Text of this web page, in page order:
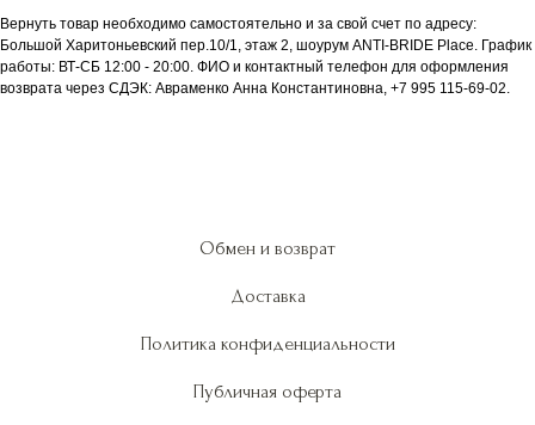
Вернуть товар необходимо самостоятельно и за свой счет по адресу:
Большой Харитоньевский пер.10/1, этаж 2, шоурум ANTI-BRIDE Place. График
работы: ВТ-СБ 12:00 - 20:00. ФИО и контактный телефон для оформления
возврата через СДЭК: Авраменко Анна Константиновна, +7 995 115-69-02.
Обмен и возврат
Доставка
Политика конфиденциальности
Публичная оферта